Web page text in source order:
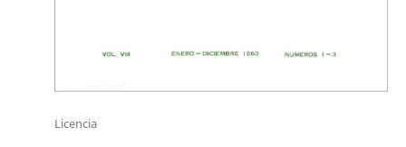
Licencia